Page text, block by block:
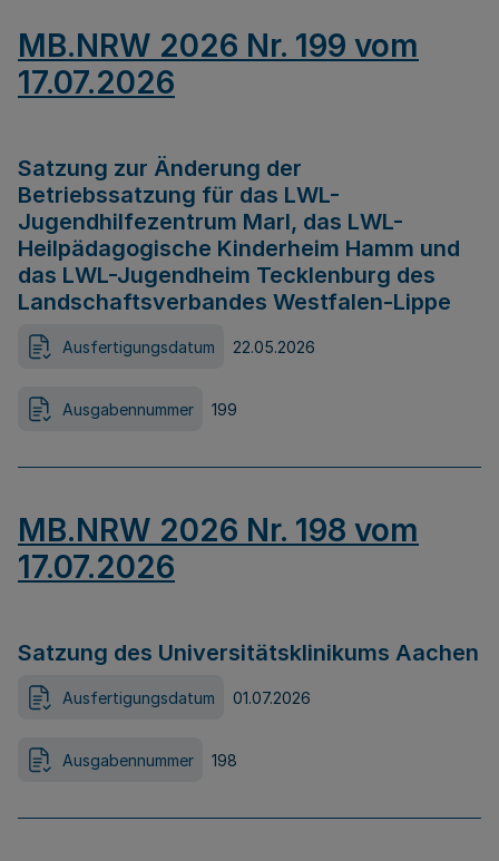
MB.NRW 2026 Nr. 199 vom
17.07.2026
Satzung zur Änderung der
Betriebssatzung für das LWL-
Jugendhilfezentrum Marl, das LWL-
Heilpädagogische Kinderheim Hamm und
das LWL-Jugendheim Tecklenburg des
Landschaftsverbandes Westfalen-Lippe
Ausfertigungsdatum 22.05.2026
Ausgabennummer 199
MB.NRW 2026 Nr. 198 vom
17.07.2026
Satzung des Universitätsklinikums Aachen
Ausfertigungsdatum 01.07.2026
Ausgabennummer 198